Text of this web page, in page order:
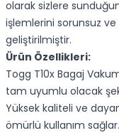
olarak sizlere
işlemlerini sorunsuz
geliştirilmiştir.
Ürün Özellikleri:
Togg T10x Bagaj
tam uyumlu olacak
Yüksek kaliteli ve
ömürlü kullanım sağlar.